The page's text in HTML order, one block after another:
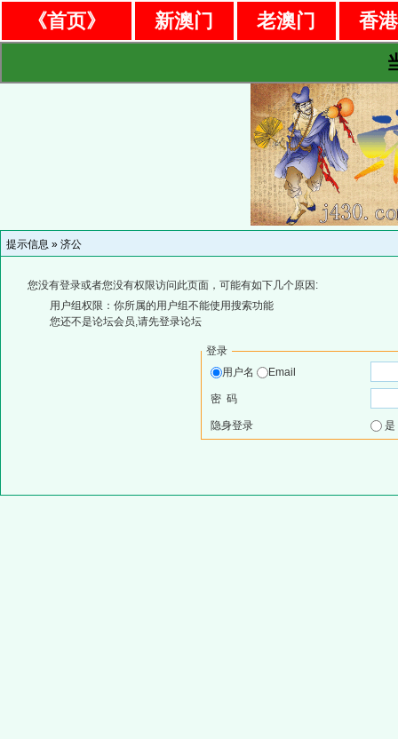
《首页》 新澳门 老澳门
香
提示信息 » 济公
您没有登录或者您没有权限访问此页面，可能有如下几个原因:
用户组权限：你所属的用户组不能使用搜索功能
您还不是论坛会员,请先登录论坛
登录
用户名
Email
密 码
隐身登录